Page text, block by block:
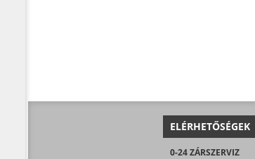
ELÉRHETŐSÉGEK
0-24 ZÁRSZERVIZ